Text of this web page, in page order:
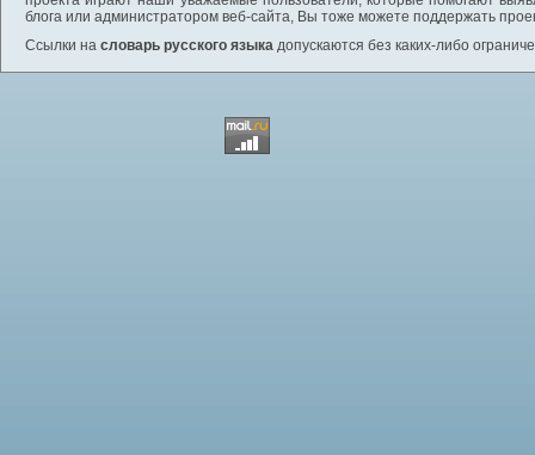
блога или администратором веб-сайта, Вы тоже можете поддержать
Ссылки на словарь русского языка допускаются без каких-либо